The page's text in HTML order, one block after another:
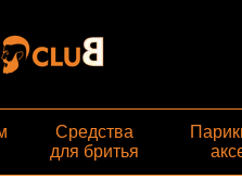
Средства
для бритья